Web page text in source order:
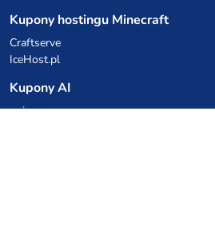
Kupony hostingu Minecraft
Craftserve
IceHost.pl
Kupony AI
z.ai